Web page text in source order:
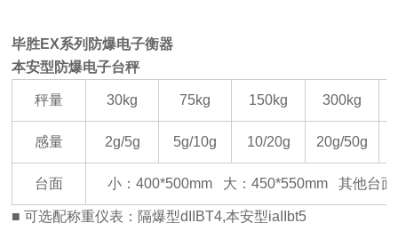
毕胜EX系列 防爆电子衡器
本安型防爆电子台秤
秤量 30kg 75kg 150kg 300kg
感量 2g/5g 5g/10g 10/20g 20g/50g
台面 小：400*500mm 大：450*550mm 其他台面
■ 可选配称重仪表：隔爆型dIIBT4,本安型iaIIbt5